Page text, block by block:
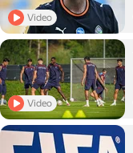
Video
Video